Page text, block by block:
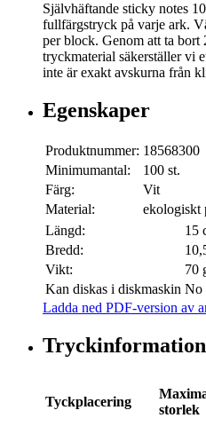
Självhäftande sticky notes
fullfärgstryck på varje ark.
per block. Genom att ta
tryckmaterial säkerställer vi
inte är exakt avskurna från
Egenskaper
Produktnummer: 18568300
Minimumantal:
100 st.
Färg:
Vit
Material:
ekologiskt
Längd:
15
Bredd:
Vikt:
70
Kan diskas i diskmaskin No
Ladda ned PDF-version av
Tryckinformation
Tyckplacering
storlek